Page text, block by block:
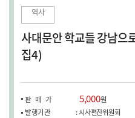
역사
사대문안 학교들 강남으
집4)
판매가 5,000원
발행기관
: 시사편찬위원회